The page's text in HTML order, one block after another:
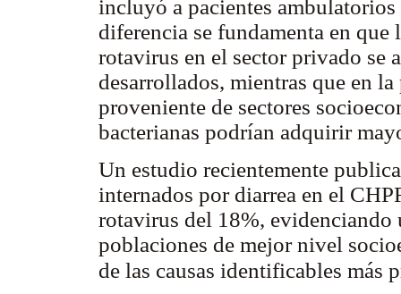
incluyó a pacientes
diferencia se fundamenta en
rotavirus en el sector privado se
desarrollados, mientras que en
proveniente de sectores
bacterianas podrían adquirir
Un estudio recientemente
internados por diarrea en el
rotavirus del 18%,
poblaciones de mejor nivel
de las causas identificables más